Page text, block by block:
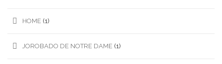
HOME (1)
JOROBADO DE NOTRE DAME (1)